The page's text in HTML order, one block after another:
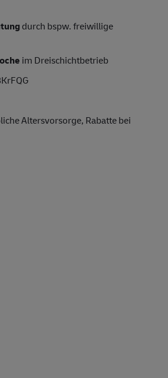
durch bspw. freiwillige
im Dreischichtbetrieb
Altersvorsorge, Rabatte bei